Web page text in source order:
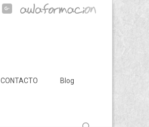
CONTACTO Blog
Buscar: